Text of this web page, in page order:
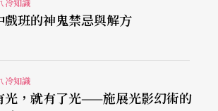
冷知識
戲班的神鬼禁忌與解方
冷知識
光，就有了光——施展光影幻術的